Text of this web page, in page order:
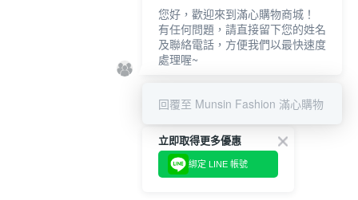
立即取得更多優惠
綁定 LINE 帳號
您好，歡迎來到滿心購物商城！
有任何問題，請直接留下您的姓名
及聯絡電話，方便我們以最快速度
處理喔~
回覆至 Munsin Fashion 滿心購物